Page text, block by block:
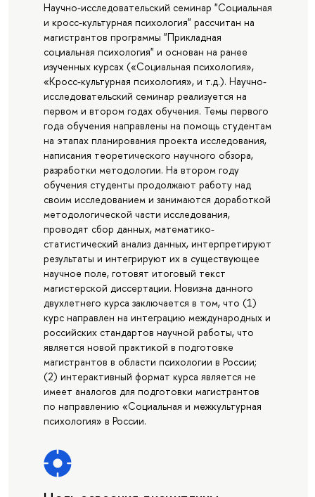
Научно-исследовательский семинар "Социальная
и кросс-культурная психология" рассчитан на
магистрантов программы "Прикладная
социальная психология" и основан на ранее
изученных курсах («Социальная психология»,
«Кросс-культурная психология», и т.д.). Научно-
исследовательский семинар реализуется на
первом и втором годах обучения. Темы первого
года обучения направлены на помощь студентам
на этапах планирования проекта исследования,
написания теоретического научного обзора,
разработки методологии. На втором году
обучения студенты продолжают работу над
своим исследованием и занимаются доработкой
методологической части исследования,
проводят сбор данных, математико-
статистический анализ данных, интерпретируют
результаты и интегрируют их в существующее
научное поле, готовят итоговый текст
магистерской диссертации. Новизна данного
двухлетнего курса заключается в том, что (1)
курс направлен на интеграцию международных и
российских стандартов научной работы, что
является новой практикой в подготовке
магистрантов в области психологии в России;
(2) интерактивный формат курса является не
имеет аналогов для подготовки магистрантов
по направлению «Социальная и межкультурная
психология» в России.